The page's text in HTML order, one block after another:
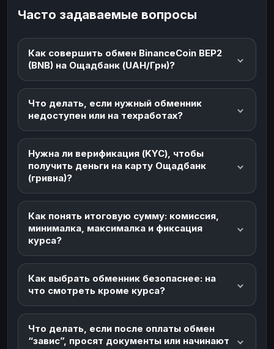
Часто задаваемые вопросы
Как совершить обмен BinanceCoin BEP2
(BNB) на Ощадбанк (UAH/Грн)?
Что делать, если нужный обменник
недоступен или на техработах?
Нужна ли верификация (KYC), чтобы
получить деньги на карту Ощадбанк
(гривна)?
Как понять итоговую сумму: комиссия,
минималка, максималка и фиксация
курса?
Как выбрать обменник безопаснее: на
что смотреть кроме курса?
Что делать, если после оплаты обмен
“завис”, просят документы или начинают